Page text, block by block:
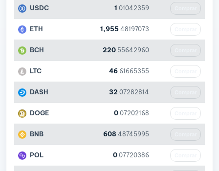
USDC 1 .01042359
ETH 1,955 .48197073
BCH 220 .55642960
LTC 46 .61665355
DASH 32 .07282814
DOGE 0 .07202168
BNB 608 .48745995
POL 0 .07720386